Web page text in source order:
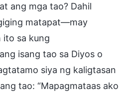
ang mga tao? Dahil
matapat—may
ito sa kung
isang tao sa Diyos o
siya ng kaligtasan
tao: “Mapagmataas ako